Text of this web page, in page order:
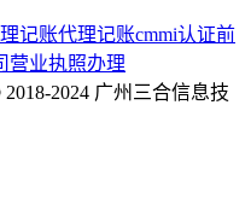
记账代理记账cmmi认证前
营业执照办理
2018-2024 广州三合信息技